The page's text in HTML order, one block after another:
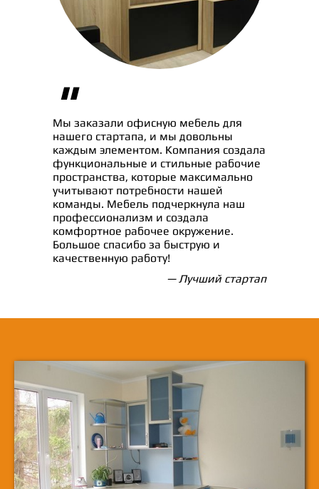
"
Мы заказали офисную мебель для
нашего стартапа, и мы довольны
каждым элементом. Компания создала
функциональные и стильные рабочие
пространства, которые максимально
учитывают потребности нашей
команды. Мебель подчеркнула наш
профессионализм и создала
комфортное рабочее окружение.
Большое спасибо за быструю и
качественную работу!
— Лучший стартап